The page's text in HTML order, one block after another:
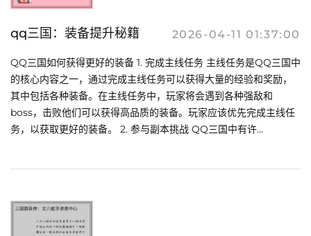
qq三国：装备提升秘籍 2026-04-11 01:37:00
QQ三国如何获得更好的装备 1. 完成主线任务 主线任务是QQ三国中
的核心内容之一，通过完成主线任务可以获得大量的经验和奖励，
其中包括各种装备。在主线任务中，玩家将会遇到各种强敌和
boss，击败他们可以获得高品质的装备。玩家应该优先完成主线任
务，以获取更好的装备。 2. 参与副本挑战 QQ三国中有许...